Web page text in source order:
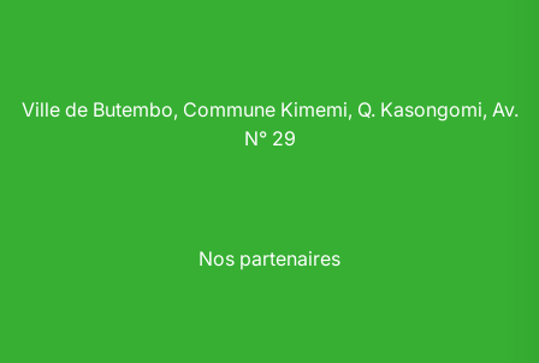
Ville de Butembo, Commune Kimemi, Q. Kasongomi, Av.
N° 29
Nos partenaires